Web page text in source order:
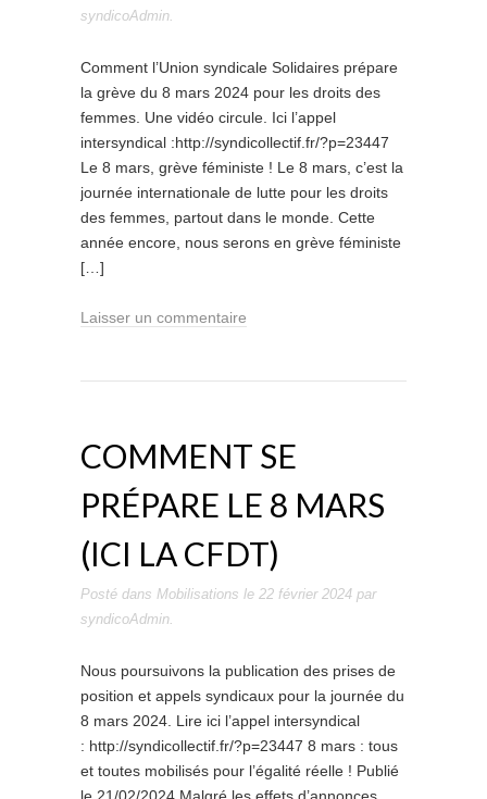
syndicoAdmin.
Comment l’Union syndicale Solidaires prépare
la grève du 8 mars 2024 pour les droits des
femmes. Une vidéo circule. Ici l’appel
intersyndical :http://syndicollectif.fr/?p=23447
Le 8 mars, grève féministe ! Le 8 mars, c’est la
journée internationale de lutte pour les droits
des femmes, partout dans le monde. Cette
année encore, nous serons en grève féministe
[…]
Laisser un commentaire
COMMENT SE
PRÉPARE LE 8 MARS
(ICI LA CFDT)
Posté dans Mobilisations le 22 février 2024 par
syndicoAdmin.
Nous poursuivons la publication des prises de
position et appels syndicaux pour la journée du
8 mars 2024. Lire ici l’appel intersyndical
: http://syndicollectif.fr/?p=23447 8 mars : tous
et toutes mobilisés pour l’égalité réelle ! Publié